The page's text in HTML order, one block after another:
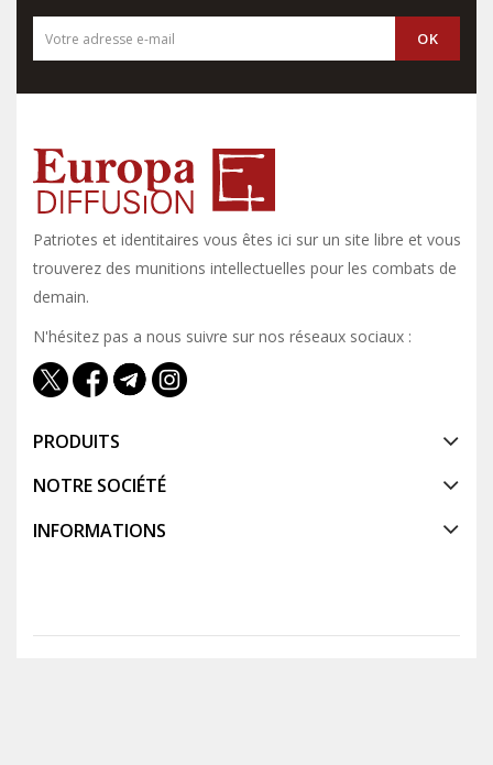
Patriotes et identitaires vous êtes ici sur un site libre et vous y
trouverez des munitions intellectuelles pour les combats de
demain.
N'hésitez pas a nous suivre sur nos réseaux sociaux :
PRODUITS
NOTRE SOCIÉTÉ
INFORMATIONS